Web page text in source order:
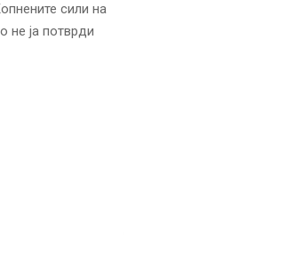
сили на
не ја потврди